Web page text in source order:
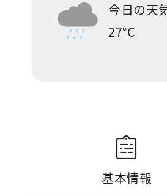
今日の天
27°C
基本情報